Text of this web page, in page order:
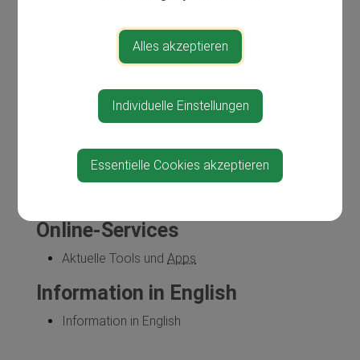
Behinderungen
Kindheit und Behinderung
Pension mit Behinderung
Schule und Behinderung
Steuern und Behinderung
Wohnungsumbauten
Passagier- und Fahrgastrechte (bei
Online-Services
Aktuelle Tools und Apps
Information in English
Information in English
Alles akzeptieren
Individuelle Einstellungen
Essentielle Cookies akzeptieren